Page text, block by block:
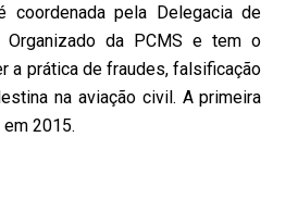
coordenada pela Delegacia de
Organizado da PCMS e tem o
a prática de fraudes, falsificação
na aviação civil. A primeira
2015.